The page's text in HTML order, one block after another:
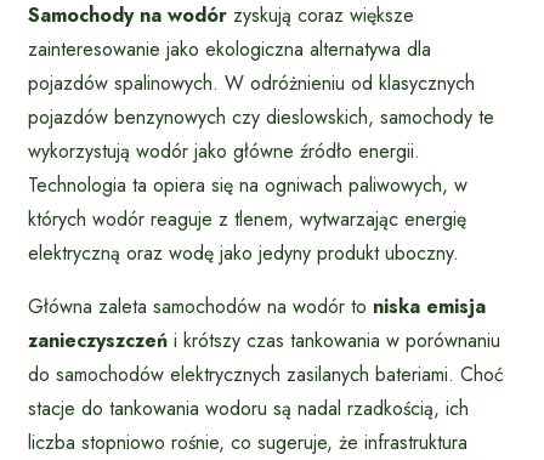
Samochody na wodór zyskują coraz większe
zainteresowanie jako ekologiczna alternatywa dla
pojazdów spalinowych. W odróżnieniu od klasycznych
pojazdów benzynowych czy dieslowskich, samochody te
wykorzystują wodór jako główne źródło energii.
Technologia ta opiera się na ogniwach paliwowych, w
których wodór reaguje z tlenem, wytwarzając energię
elektryczną oraz wodę jako jedyny produkt uboczny.
Główna zaleta samochodów na wodór to niska emisja
zanieczyszczeń i krótszy czas tankowania w porównaniu
do samochodów elektrycznych zasilanych bateriami. Choć
stacje do tankowania wodoru są nadal rzadkością, ich
liczba stopniowo rośnie, co sugeruje, że infrastruktura